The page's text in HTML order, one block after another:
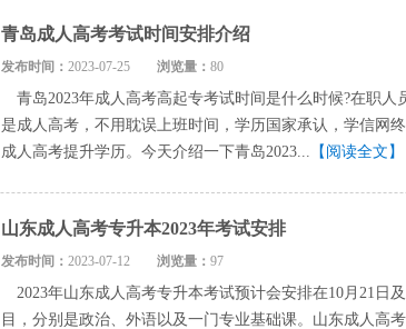
青岛成人高考考试时间安排介绍
发布时间： 2023-07-25 浏览量： 80
青岛2023年成人高考高起专考试时间是什么时候?在职人
是成人高考，不用耽误上班时间，学历国家承认，学信网
成人高考提升学历。今天介绍一下青岛2023... 【阅读全文】
山东成人高考专升本2023年考试安排
发布时间： 2023-07-12 浏览量： 97
2023年山东成人高考专升本考试预计会安排在10月21日
目，分别是政治、外语以及一门专业基础课。山东成人高